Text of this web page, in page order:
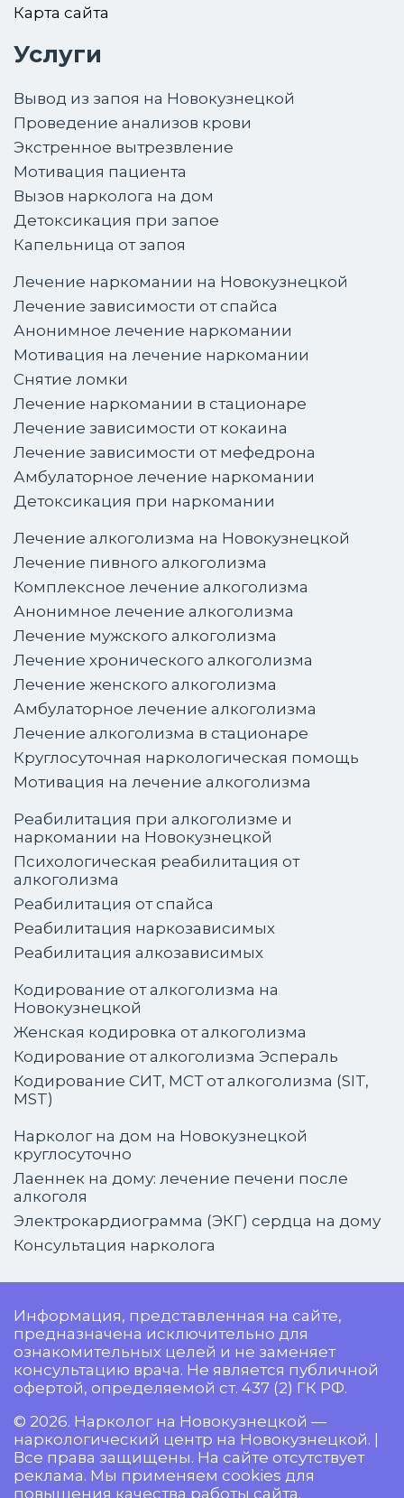
Карта сайта
Услуги
Вывод из запоя на Новокузнецкой
Проведение анализов крови
Экстренное вытрезвление
Мотивация пациента
Вызов нарколога на дом
Детоксикация при запое
Капельница от запоя
Лечение наркомании на Новокузнецкой
Лечение зависимости от спайса
Анонимное лечение наркомании
Мотивация на лечение наркомании
Снятие ломки
Лечение наркомании в стационаре
Лечение зависимости от кокаина
Лечение зависимости от мефедрона
Амбулаторное лечение наркомании
Детоксикация при наркомании
Лечение алкоголизма на Новокузнецкой
Лечение пивного алкоголизма
Комплексное лечение алкоголизма
Анонимное лечение алкоголизма
Лечение мужского алкоголизма
Лечение хронического алкоголизма
Лечение женского алкоголизма
Амбулаторное лечение алкоголизма
Лечение алкоголизма в стационаре
Круглосуточная наркологическая помощь
Мотивация на лечение алкоголизма
Реабилитация при алкоголизме и
наркомании на Новокузнецкой
Психологическая реабилитация от
алкоголизма
Реабилитация от спайса
Реабилитация наркозависимых
Реабилитация алкозависимых
Кодирование от алкоголизма на
Новокузнецкой
Женская кодировка от алкоголизма
Кодирование от алкоголизма Эспераль
Кодирование СИТ, МСТ от алкоголизма (SIT,
MST)
Нарколог на дом на Новокузнецкой
круглосуточно
Лаеннек на дому: лечение печени после
алкоголя
Электрокардиограмма (ЭКГ) сердца на дому
Консультация нарколога
Информация, представленная на сайте,
предназначена исключительно для
ознакомительных целей и не заменяет
консультацию врача. Не является публичной
офертой, определяемой ст. 437 (2) ГК РФ.
© 2026. Нарколог на Новокузнецкой —
наркологический центр на Новокузнецкой. |
Все права защищены. На сайте отсутствует
реклама. Мы применяем cookies для
повышения качества работы сайта.